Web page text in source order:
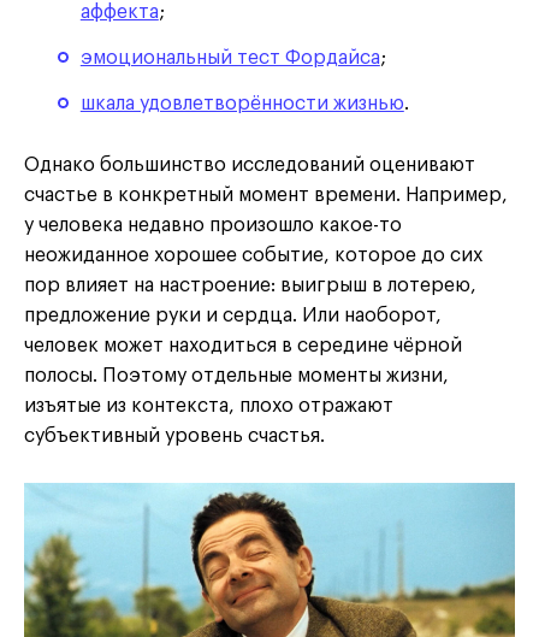
аффекта;
эмоциональный тест Фордайса;
шкала удовлетворённости жизнью.
Однако большинство исследований оценивают
счастье в конкретный момент времени. Например,
у человека недавно произошло какое-то
неожиданное хорошее событие, которое до сих
пор влияет на настроение: выигрыш в лотерею,
предложение руки и сердца. Или наоборот,
человек может находиться в середине чёрной
полосы. Поэтому отдельные моменты жизни,
изъятые из контекста, плохо отражают
субъективный уровень счастья.